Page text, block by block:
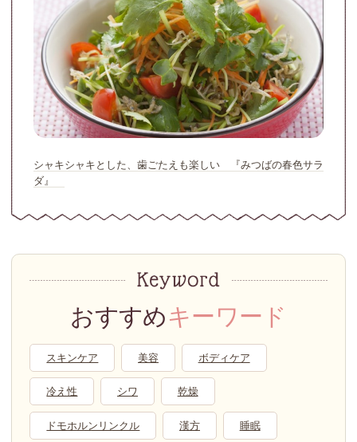
シャキシャキとした、歯ごたえも楽しい 『みつばの春色サラ
ダ』
おすすめキーワード
スキンケア 美容 ボディケア
冷え性 シワ 乾燥
ドモホルンリンクル 漢方 睡眠